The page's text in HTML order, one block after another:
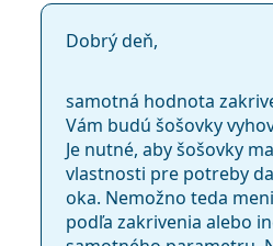
Dobrý deň,
samotná hodnota
Vám budú šošovky
Je nutné, aby šošovky
vlastnosti pre potreby
oka. Nemožno teda
podľa zakrivenia alebo